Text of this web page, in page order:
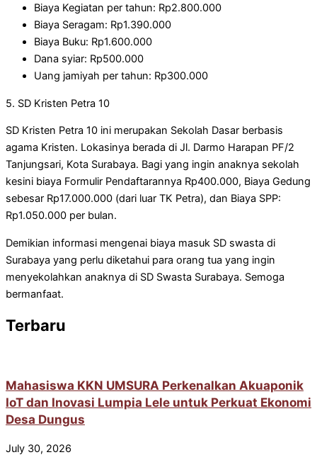
Biaya Kegiatan per tahun: Rp2.800.000
Biaya Seragam: Rp1.390.000
Biaya Buku: Rp1.600.000
Dana syiar: Rp500.000
Uang jamiyah per tahun: Rp300.000
5. SD Kristen Petra 10
SD Kristen Petra 10 ini merupakan Sekolah Dasar berbasis
agama Kristen. Lokasinya berada di Jl. Darmo Harapan PF/2
Tanjungsari, Kota Surabaya. Bagi yang ingin anaknya sekolah
kesini biaya Formulir Pendaftarannya Rp400.000, Biaya Gedung
sebesar Rp17.000.000 (dari luar TK Petra), dan Biaya SPP:
Rp1.050.000 per bulan.
Demikian informasi mengenai biaya masuk SD swasta di
Surabaya yang perlu diketahui para orang tua yang ingin
menyekolahkan anaknya di SD Swasta Surabaya. Semoga
bermanfaat.
Terbaru
Mahasiswa KKN UMSURA Perkenalkan Akuaponik
IoT dan Inovasi Lumpia Lele untuk Perkuat Ekonomi
Desa Dungus
July 30, 2026